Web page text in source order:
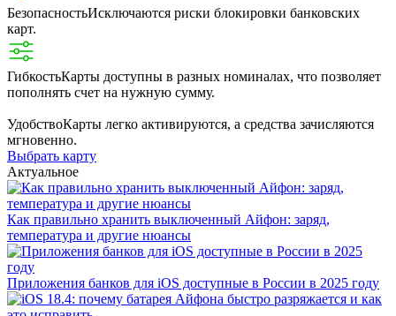
БезопасностьИсключаются риски блокировки банковских
карт.
ГибкостьКарты доступны в разных номиналах, что позволяет
пополнять счет на нужную сумму.
УдобствоКарты легко активируются, а средства зачисляются
мгновенно.
Выбрать карту
Актуальное
Как правильно хранить выключенный Айфон: заряд,
температура и другие нюансы
Приложения банков для iOS доступные в России в 2025 году